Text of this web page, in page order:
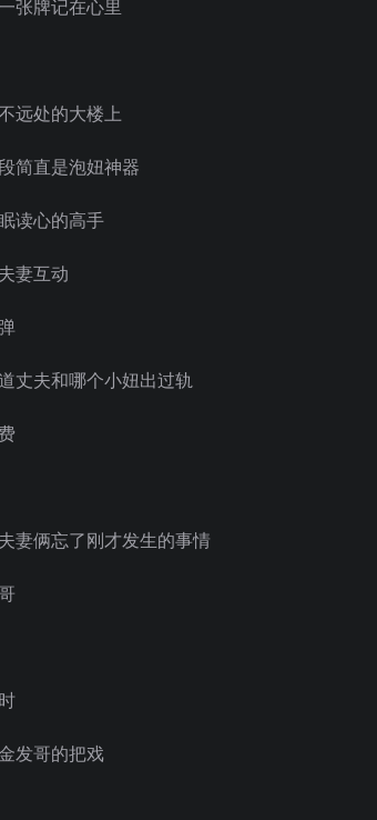
张牌记在心里
远处的大楼上
简直是泡妞神器
读心的高手
妻互动
丈夫和哪个小妞出过轨
妻俩忘了刚才发生的事情
发哥的把戏